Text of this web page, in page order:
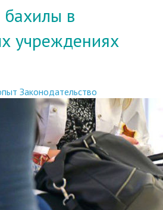
бахилы в
учреждениях
Законодательство